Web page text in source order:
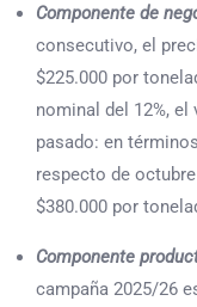
Componente de
consecutivo, el
$225.000 por
nominal del 12%,
pasado: en
respecto de
$380.000 por
Componente
campaña 2025/26